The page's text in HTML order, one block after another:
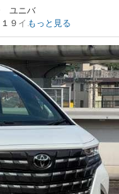
ユニバ
９イン
モニタ
もっと見る